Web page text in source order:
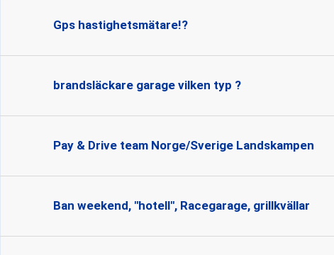
Gps hastighetsmätare!?
brandsläckare garage vilken typ ?
Pay & Drive team Norge/Sverige Landskampen
Ban weekend, "hotell", Racegarage, grillkvällar